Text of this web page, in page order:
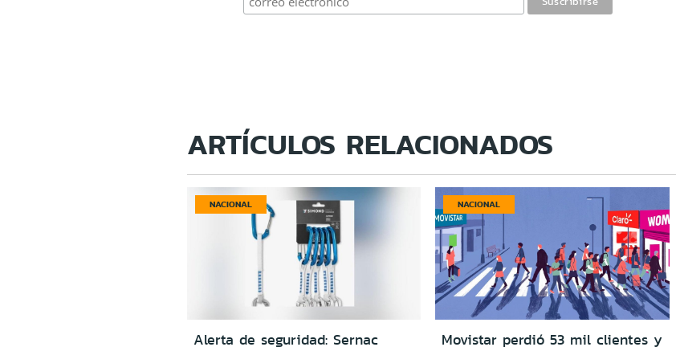
ARTÍCULOS RELACIONADOS
NACIONAL
Alerta de seguridad: Sernac
NACIONAL
Movistar perdió 53 mil clientes y